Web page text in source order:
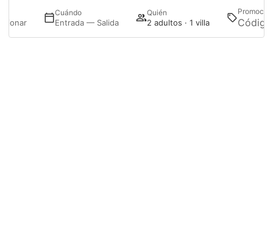
Los depósitos (si aplican), importes, método (cobro o
preautorización) y plazos de devolución se detallan en
“Condiciones de pago”.
Cuándo
Entrada — Salida
Quién
2 adultos · 1 villa